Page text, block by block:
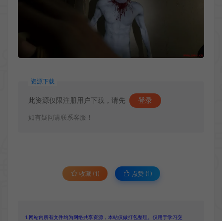
资源下载
此资源仅限注册用户下载，请先 登录
如有疑问请联系客服！
收藏 (1) 点赞 (1 )
1.网站内所有文件均为网络共享资源，本站仅做打包整理。仅用于学习交